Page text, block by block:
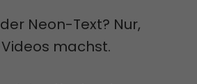
Neon-Text? Nur,
machst.